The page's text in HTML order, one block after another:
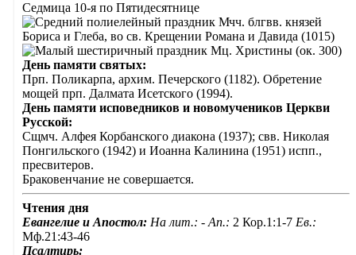
Седмица 10-я по Пятидесятнице
Мчч. блгвв. князей
Бориса и Глеба, во св. Крещении Романа и Давида (1015)
Мц. Христины (ок. 300)
День памяти святых:
Прп. Поликарпа, архим. Печерского (1182). Обретение
мощей прп. Далмата Исетского (1994).
День памяти исповедников и новомучеников Церкви
Русской:
Сщмч. Алфея Корбанского диакона (1937); свв. Николая
Понгильского (1942) и Иоанна Калинина (1951) испп.,
пресвитеров.
Браковенчание не совершается.
Чтения дня
Евангелие и Апостол: На лит.: - Ап.: 2 Кор.1:1-7 Ев.:
Мф.21:43-46
Псалтирь: